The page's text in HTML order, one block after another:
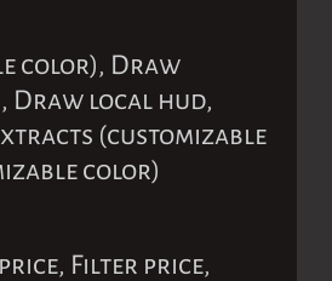
color), Draw
Draw local hud,
(customizable
color)
Filter price,